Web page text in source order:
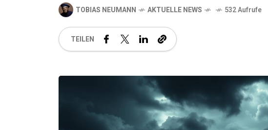
TOBIAS NEUMANN AKTUELLE NEWS 532 Aufrufe
TEILEN